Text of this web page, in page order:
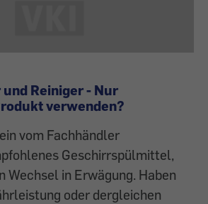
Reiniger - Nur
verwenden?
vom Fachhändler
Geschirrspülmittel,
Wechsel in Erwägung. Haben
oder dergleichen